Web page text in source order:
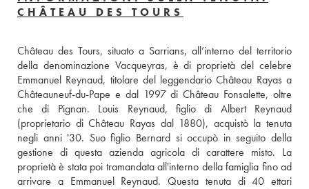
CHÂTEAU DES TOURS
Château des Tours, situato a Sarrians, all’interno del territorio
della denominazione Vacqueyras, è di proprietà del celebre
Emmanuel Reynaud, titolare del leggendario Château Rayas a
Châteauneuf-du-Pape e dal 1997 di Château Fonsalette, oltre
che di Pignan. Louis Reynaud, figlio di Albert Reynaud
(proprietario di Château Rayas dal 1880), acquistò la tenuta
negli anni '30. Suo figlio Bernard si occupò in seguito della
gestione di questa azienda agricola di carattere misto. La
proprietà è stata poi tramandata all'interno della famiglia fino ad
arrivare a Emmanuel Reynaud. Questa tenuta di 40 ettari